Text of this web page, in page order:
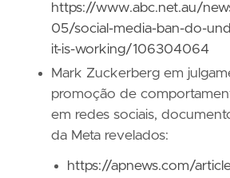
https://www.abc.net.au/
05/social-media-ban-do-
it-is-working/106304064
Mark Zuckerberg em
promoção de
em redes sociais,
da Meta revelados:
https://apnews.com/